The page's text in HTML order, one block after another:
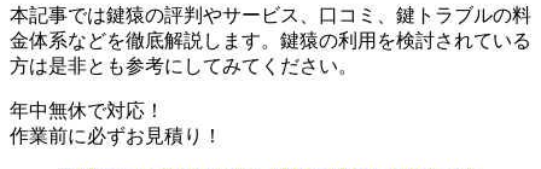
本記事では鍵猿の評判やサービス、口コミ、鍵トラブルの料
金体系などを徹底解説します。鍵猿の利用を検討されている
方は是非とも参考にしてみてください。
年中無休で対応！
作業前に必ずお見積り！